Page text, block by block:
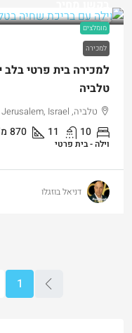
מומלצים
למכירה
למכירה בית פרטי
טלביה
טלביה, Jerusalem, Israel
10
11
870
וילה - בית פרטי
דניאל בוזגלו
1